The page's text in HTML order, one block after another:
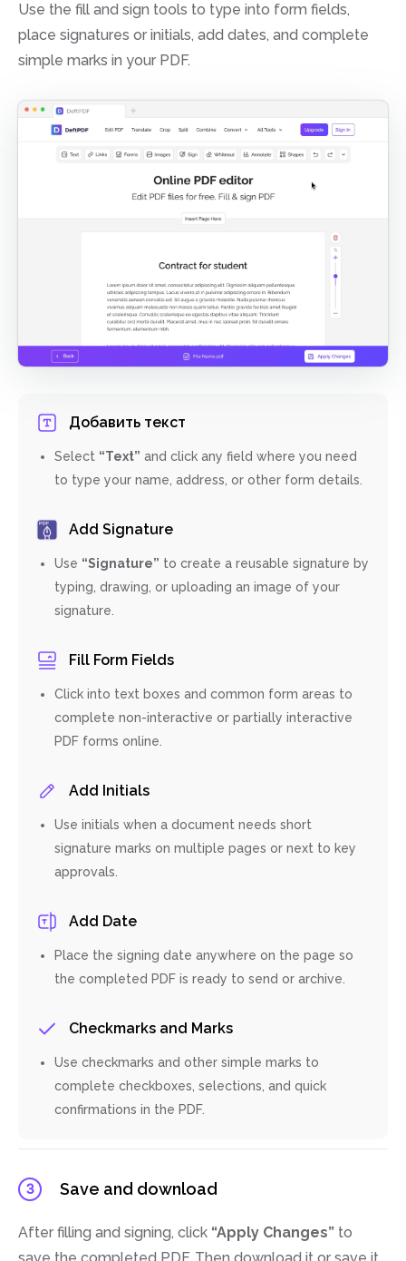
Use the fill and sign tools to type into form fields,
place signatures or initials, add dates, and complete
simple marks in your PDF.
Добавить текст
Select “Text” and click any field where you need
to type your name, address, or other form details.
Add Signature
Use “Signature” to create a reusable signature by
typing, drawing, or uploading an image of your
signature.
Fill Form Fields
Click into text boxes and common form areas to
complete non-interactive or partially interactive
PDF forms online.
Add Initials
Use initials when a document needs short
signature marks on multiple pages or next to key
approvals.
Add Date
Place the signing date anywhere on the page so
the completed PDF is ready to send or archive.
Checkmarks and Marks
Use checkmarks and other simple marks to
complete checkboxes, selections, and quick
confirmations in the PDF.
3 Save and download
After filling and signing, click “Apply Changes” to